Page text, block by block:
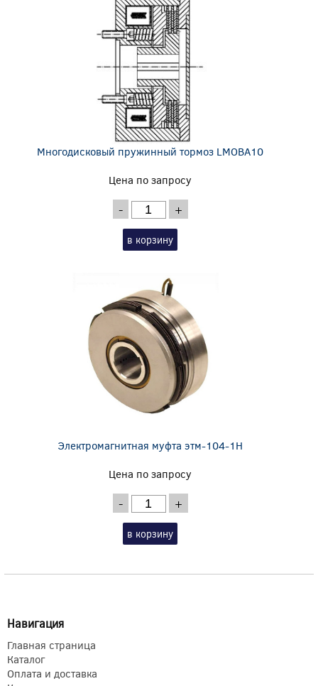
Многодисковый пружинный тормоз LMOBA10
Цена по запросу
- +
в корзину
Электромагнитная муфта этм-104-1Н
Цена по запросу
- +
в корзину
Навигация
Главная страница
Каталог
Оплата и доставка